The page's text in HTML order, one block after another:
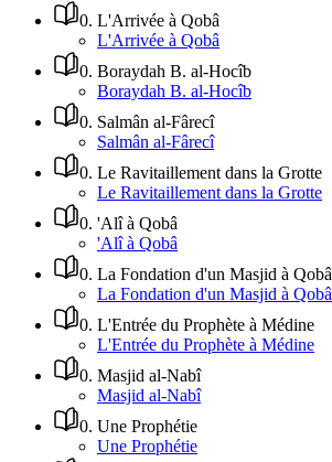
0. L'Arrivée à Qobâ
L'Arrivée à Qobâ
0. Boraydah B. al-Hocîb
Boraydah B. al-Hocîb
0. Salmân al-Fârecî
Salmân al-Fârecî
0. Le Ravitaillement dans la Grotte
Le Ravitaillement dans la Grotte
0. 'Alî à Qobâ
'Alî à Qobâ
0. La Fondation d'un Masjid à Qobâ
La Fondation d'un Masjid à Qobâ
0. L'Entrée du Prophète à Médine
L'Entrée du Prophète à Médine
0. Masjid al-Nabî
Masjid al-Nabî
0. Une Prophétie
Une Prophétie